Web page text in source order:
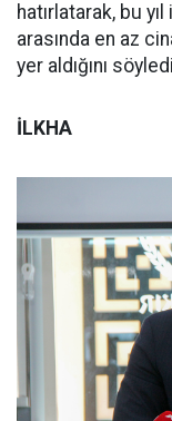
hatırlatarak, bu
arasında en az
yer aldığını
İLKHA